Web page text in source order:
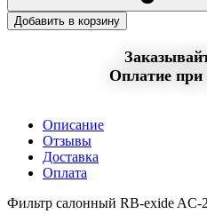
Добавить в корзину
Оплатие при
Описание
Отзывы
Доставка
Оплата
Фильтр салонный RB-exide AC-